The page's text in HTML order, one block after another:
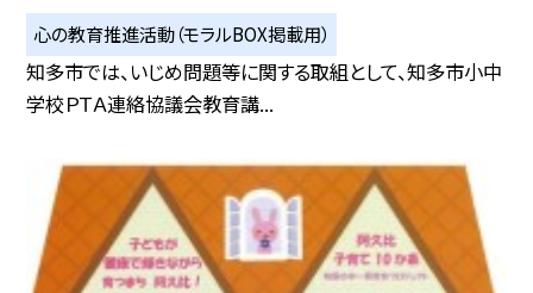
心の教育推進活動（モラルBOX掲載用）
知多市では、いじめ問題等に関する取組として、知多市小中
学校ＰＴＡ連絡協議会教育講...